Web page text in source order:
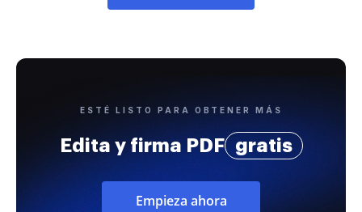
ESTÉ LISTO PARA OBTENER MÁS
Edita y firma PDF gratis
Empieza ahora